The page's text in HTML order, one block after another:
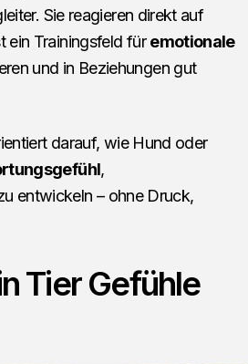
Sie reagieren direkt auf
ein Trainingsfeld füremotionale
und in Beziehungen gut
darauf, wie Hund oder
,
entwickeln – ohne Druck,
Tier Gefühle